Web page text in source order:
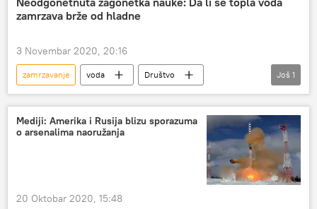
zamrzava brže od hladne
3 Novembar 2020, 20:16
zamrzavanje voda
Društvo
fenomeni
Još 1
Mediji: Amerika i Rusija blizu sporazuma
o arsenalima naoružanja
20 Oktobar 2020, 15:48